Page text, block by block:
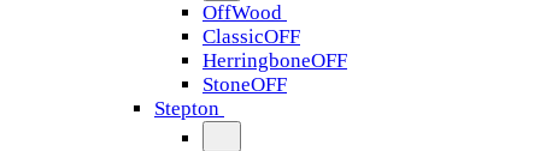
OffWood
ClassicOFF
HerringboneOFF
StoneOFF
Stepton